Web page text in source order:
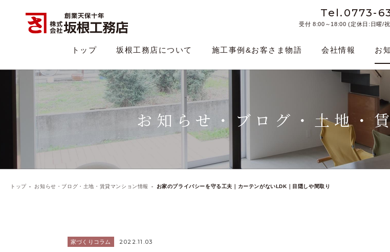
Tel.0773-
受付 8:00～18:00 (定休日:日曜/
トップ 坂根工務店について 施工事例&お客さま物語 会社情報 お
お知らせ・ブログ・ 土地・
トップ お知らせ・ブログ・土地・賃貸マンション情報 お家のプライバシーを守る工夫｜カーテンがないLDK｜目隠しや間取り
家づくりコラム 2022.11.03